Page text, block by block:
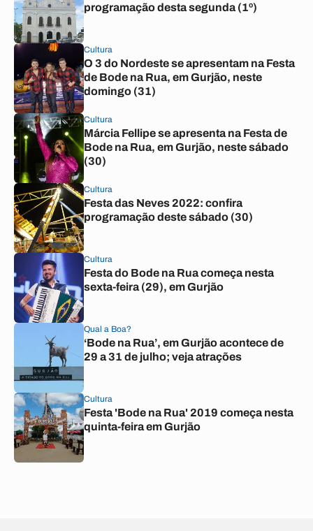
programação desta segunda (1º)
Cultura
O 3 do Nordeste se apresentam na Festa
de Bode na Rua, em Gurjão, neste
domingo (31)
Cultura
Márcia Fellipe se apresenta na Festa de
Bode na Rua, em Gurjão, neste sábado
(30)
Cultura
Festa das Neves 2022: confira
programação deste sábado (30)
Cultura
Festa do Bode na Rua começa nesta
sexta-feira (29), em Gurjão
Qual a Boa?
‘Bode na Rua’, em Gurjão acontece de
29 a 31 de julho; veja atrações
Cultura
Festa 'Bode na Rua' 2019 começa nesta
quinta-feira em Gurjão